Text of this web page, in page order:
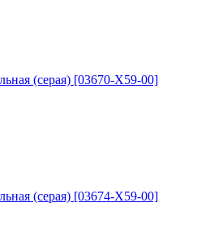
(серая) [03670-X59-00]
(серая) [03674-X59-00]